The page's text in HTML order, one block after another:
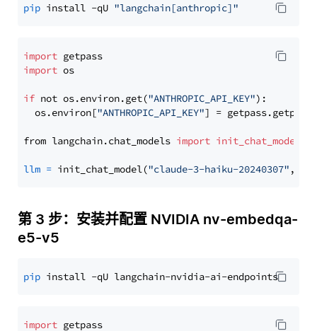
pip install -qU "langchain[anthropic]"
import
import os
if not os.environ.get("ANTHROPIC_API_KEY"):
  os.environ[
"ANTHROPIC_API_KEY"] = getpass.getpass(
from langchain.chat_models import init_chat_model
llm = init_chat_model("claude-3-haiku-20240307" ,
第 3 步：安装并配置 NVIDIA nv-embedqa-
e5-v5
pip
import